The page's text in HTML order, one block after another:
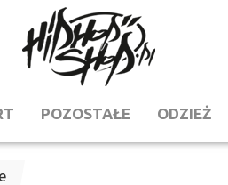
POZOSTAŁE ODZIEŻ